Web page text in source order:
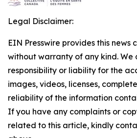
Legal Disclaimer:
EIN Presswire provides this news
without warranty of any kind. We
responsibility or liability for the
images, videos, licenses,
reliability of the information
If you have any complaints or
related to this article, kindly